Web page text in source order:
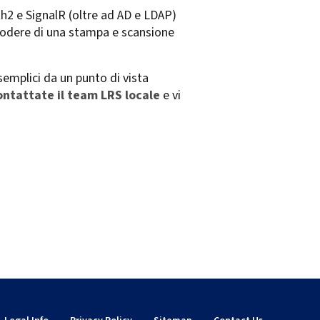
e SignalR (oltre ad AD e LDAP)
di una stampa e scansione
da un punto di vista
il team LRS locale e vi